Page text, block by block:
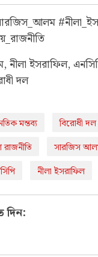
ইসরাফিল,
দল
মন্তব্য বিরোধী দল
রাজনীতি সারজিস
নীলা ইসরাফিল
দিন: